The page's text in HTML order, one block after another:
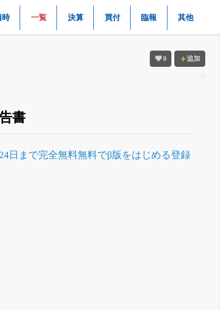
時 一覧 決算 買付 臨報 其他
0 追加
書
日まで完全無料無料でβ版をはじめる登録